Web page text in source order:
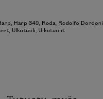
, Harp 349, Roda, Rodolfo Dordoni
, Ulkotuoli, Ulkotuolit